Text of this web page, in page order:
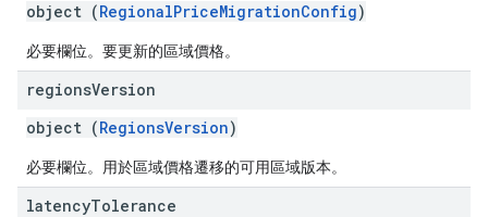
object (RegionalPriceMigrationConfig)
必要欄位。要更新的區域價格。
regionsVersion
object (RegionsVersion)
必要欄位。用於區域價格遷移的可用區域版本。
latencyTolerance